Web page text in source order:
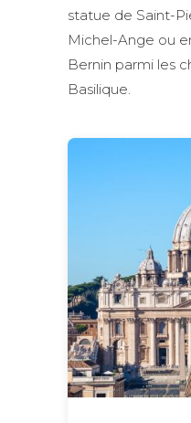
statue de Saint-
Michel-Ange ou
Bernin parmi les
Basilique.